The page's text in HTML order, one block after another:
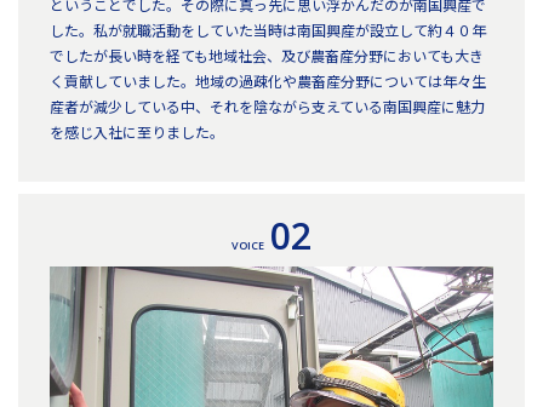
ということでした。その際に真っ先に思い浮かんだのが南国興産で
した。私が就職活動をしていた当時は南国興産が設立して約４０年
でしたが長い時を経ても地域社会、及び農畜産分野においても大き
く貢献していました。地域の過疎化や農畜産分野については年々生
産者が減少している中、それを陰ながら支えている南国興産に魅力
を感じ入社に至りました。
02